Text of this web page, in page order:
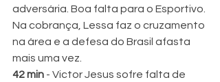
adversária. Boa falta para o Esportivo.
Na cobrança, Lessa faz o cruzamento
na área e a defesa do Brasil afasta
mais uma vez.
42 min - Victor Jesus sofre falta de